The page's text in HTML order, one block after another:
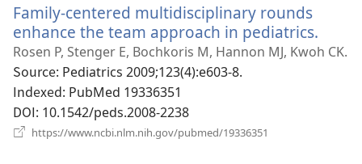
창
열
기)
Family-centered multidisciplinary rounds
enhance the team approach in pediatrics.
로
Rosen P, Stenger E, Bochkoris M, Hannon MJ, Kwoh CK.
Source‎: Pediatrics 2009;123(4):e603-8.
Indexed‎: PubMed 19336351
DOI‎: 10.1542/peds.2008-2238
https://www.ncbi.nlm.nih.gov/pubmed/19336351